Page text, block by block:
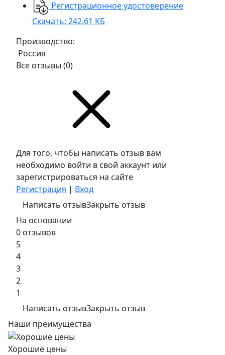
Регистрационное удостоверение
Скачать: 242.61 КБ
Производство:
Россия
Все отзывы (0)
Для того, чтобы написать отзыв вам
необходимо войти в свой аккаунт или
зарегистрироваться на сайте
Регистрация | Вход
Написать отзывЗакрыть отзыв
На основании
0 отзывов
5
4
3
2
1
Написать отзывЗакрыть отзыв
Наши преимущества
Хорошие цены